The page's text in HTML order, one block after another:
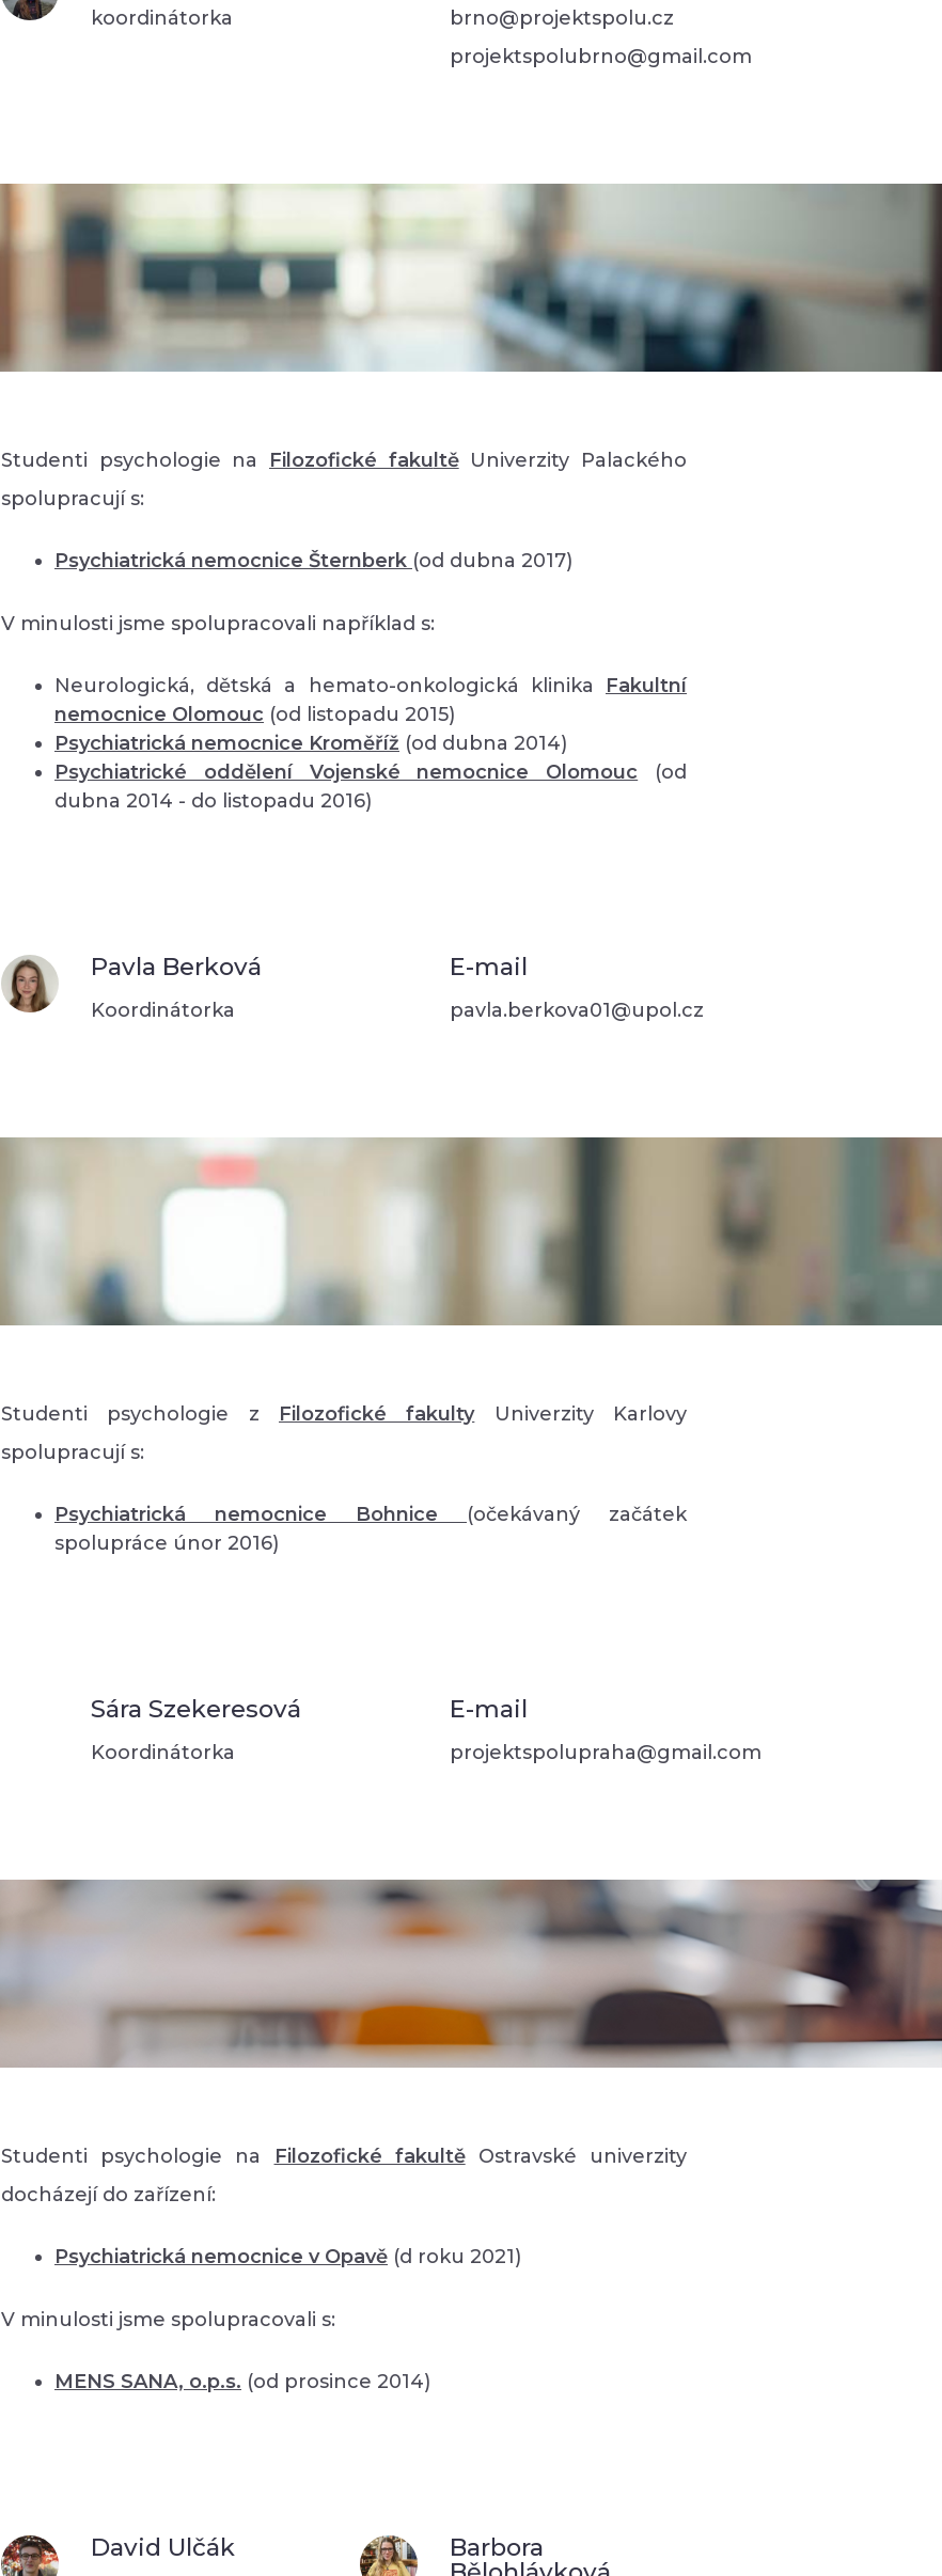
koordinátorka
brno@projektspolu.cz
projektspolubrno@gmail.com
Studenti psychologie na Filozofické faku ltěUniverzity Palackého
spolupracují s:
Psychiatrická nemocnice Šternberk (od dubna 2017)
V minulosti jsme spolupracovali například s:
Neurologická, dětská a hemato-onkologická klinika Fakultní
nemocnice Olomouc (od listopadu 2015)
Psychiatrická nemocnice Kroměříž (od dubna 2014)
Psychiatrické oddělení Vojenské nemocnice Olomouc (od
dubna 2014 - do listopadu 2016)
Pavla Berková
Koordinátorka
E-mail
pavla.berkova01@upol.cz
Studenti psychologie z Filozofické fakulty
Univerzity Karlovy
spolupracují s:
Psychiatrická nemocnice Bohnice (očekávaný začátek
spolupráce únor 2016)
Sára Szekeresová
Koordinátorka
E-mail
projektspolupraha@gmail.com
Studenti psychologie na Filozofické fakultěOstravské univerzity
docházejí do zařízení:
Psychiatrická nemocnice v Opavě (d roku 2021)
V minulosti jsme spolupracovali s:
MENS SANA, o.p.s. (od prosince 2014)
David Ulčák
Barbora